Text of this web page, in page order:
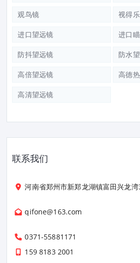
观鸟镜 视得
进口望远镜 进口
防抖望远镜 防水
高倍望远镜 高德
高清望远镜
联系我们
河南省郑州市新郑龙湖镇富田兴龙
qifone@163.com
0371-55881171
159 8183 2001